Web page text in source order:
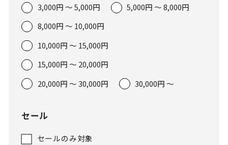
3,000円 ～ 5,000円
5,000円 ～ 8,000円
8,000円 ～ 10,000円
10,000円 ～ 15,000円
15,000円 ～ 20,000円
20,000円 ～ 30,000円
30,000円 ～
セール
セールのみ対象